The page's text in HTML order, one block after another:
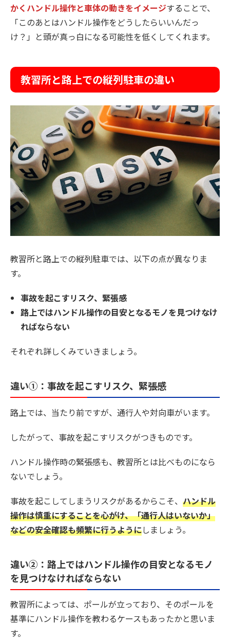
かくハンドル操作と車体の動きをイメージすることで、
「このあとはハンドル操作をどうしたらいいんだっ
け？」と頭が真っ白になる可能性を低くしてくれます。
教習所と路上での縦列駐車の違い
教習所と路上での縦列駐車では、以下の点が異なりま
す。
事故を起こすリスク、緊張感
路上ではハンドル操作の目安となるモノを見つけなけ
ればならない
それぞれ詳しくみていきましょう。
違い①：事故を起こすリスク、緊張感
路上では、当たり前ですが、通行人や対向車がいます。
したがって、 事故を起こすリスクがつきものです。
ハンドル操作時の緊張感も、教習所とは比べものになら
ないでしょう。
事故を起こしてしまうリスクがあるからこそ、 ハンドル
操作は慎重にすることを心がけ、「通行人はいないか」
などの安全確認も頻繁に行うようにしましょう。
違い②： 路上ではハンドル操作の目安となるモノ
を見つけなければならない
教習所によっては、ポールが立っており、そのポールを
基準にハンドル操作を教わるケースもあったかと思いま
す。